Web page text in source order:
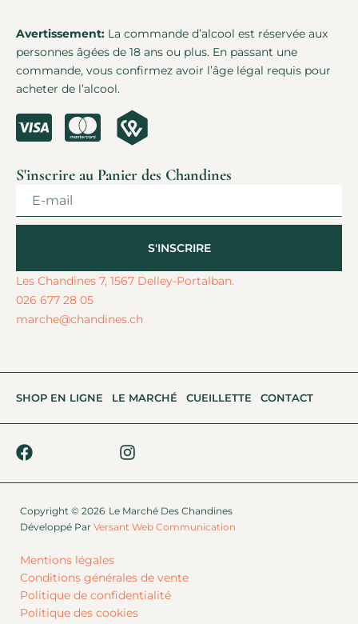
Avertissement: La commande d’alcool est réservée aux
personnes âgées de 18 ans ou plus. En passant une
commande, vous confirmez avoir l’âge légal requis pour
acheter de l’alcool.
S'inscrire au Panier des Chandines
S'INSCRIRE
Alternative:
Les Chandines 7, 1567 Delley-Portalban.
026 677 28 05
marche@chandines.ch
SHOP EN LIGNE LE MARCHÉ CUEILLETTE CONTACT
Copyright © 2026 Le Marché Des Chandines
Développé Par Versant Web Communication
Mentions légales
Conditions générales de vente
Politique de confidentialité
Politique des cookies